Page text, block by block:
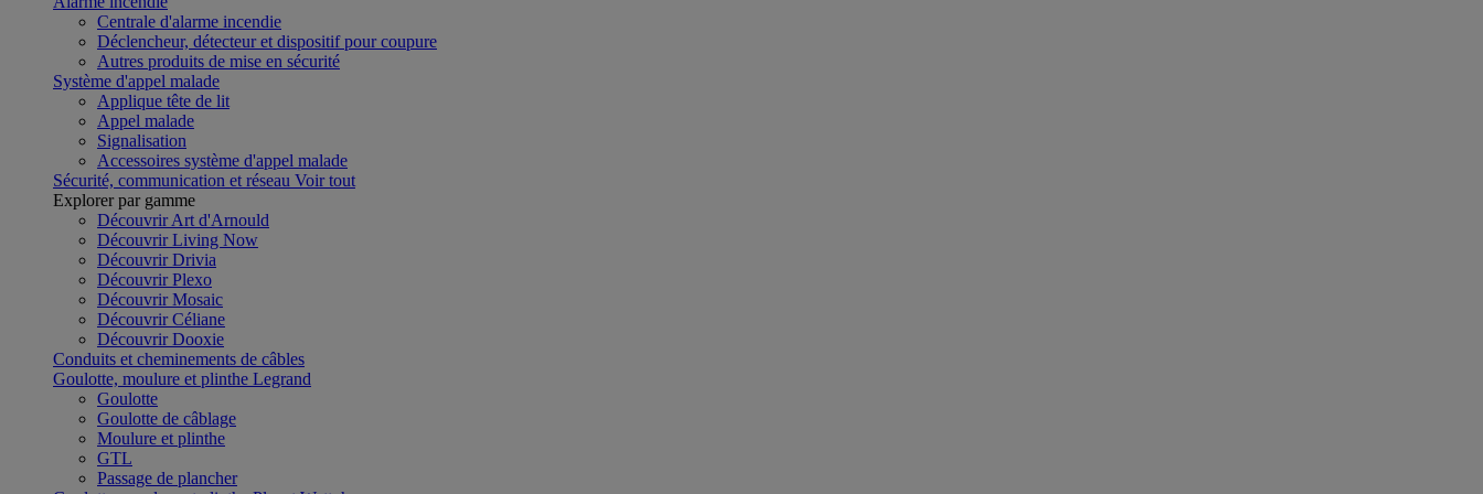
Centrale d'alarme incendie
Déclencheur, détecteur et dispositif pour coupure
Autres produits de mise en sécurité
Système d'appel malade
Applique tête de lit
Appel malade
Signalisation
Accessoires système d'appel malade
Sécurité, communication et réseau Voir tout
Explorer par gamme
Découvrir Art d'Arnould
Découvrir Living Now
Découvrir Drivia
Découvrir Plexo
Découvrir Mosaic
Découvrir Céliane
Découvrir Dooxie
Conduits et cheminements de câbles
Goulotte, moulure et plinthe Legrand
Goulotte
Goulotte de câblage
Moulure et plinthe
GTL
Passage de plancher